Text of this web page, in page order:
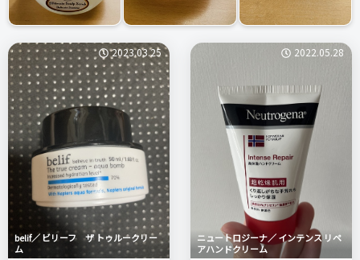
2023.03.25
belif／ ビリーフ ザ トゥルークリー
ム
2022.05.28
ニュートロジーナ／ インテンス リペ
アハンドクリーム